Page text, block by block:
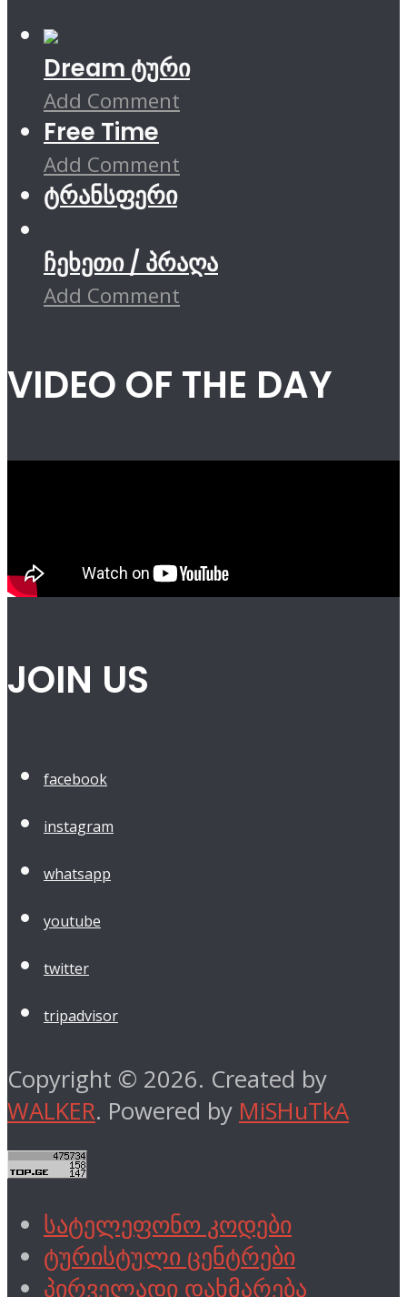
Dream ტური
Add Comment
Free Time
Add Comment
ტრანსფერი
ჩეხეთი / პრაღა
Add Comment
VIDEO OF THE DAY
JOIN US
facebook
instagram
whatsapp
youtube
twitter
tripadvisor
Copyright © 2026. Created by
WALKER. Powered by MiSHuTkA
სატელეფონო კოდები
ტურისტული ცენტრები
პირველადი დახმარება